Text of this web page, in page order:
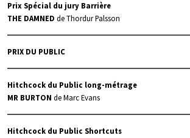
Prix Spécial du jury Barrière
THE DAMNED de Thordur Palsson
PRIX DU PUBLIC
Hitchcock du Public long-métrage
MR BURTON de Marc Evans
Hitchcock du Public Shortcuts